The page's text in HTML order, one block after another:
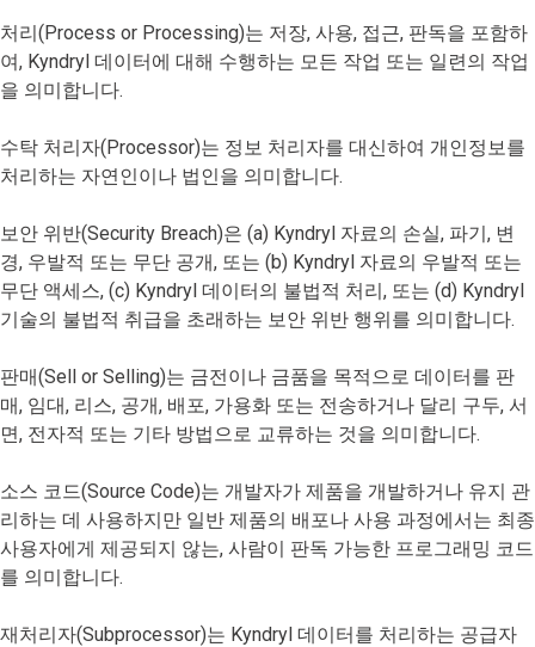
처리(Process or Processing)는 저장, 사용, 접근, 판독을 포함하
여, Kyndryl 데이터에 대해 수행하는 모든 작업 또는 일련의 작업
을 의미합니다.
수탁 처리자(Processor)는 정보 처리자를 대신하여 개인정보를
처리하는 자연인이나 법인을 의미합니다.
보안 위반(Security Breach)은 (a) Kyndryl 자료의 손실, 파기, 변
경, 우발적 또는 무단 공개, 또는 (b) Kyndryl 자료의 우발적 또는
무단 액세스, (c) Kyndryl 데이터의 불법적 처리, 또는 (d) Kyndryl
기술의 불법적 취급을 초래하는 보안 위반 행위를 의미합니다.
판매(Sell or Selling)는 금전이나 금품을 목적으로 데이터를 판
매, 임대, 리스, 공개, 배포, 가용화 또는 전송하거나 달리 구두, 서
면, 전자적 또는 기타 방법으로 교류하는 것을 의미합니다.
소스 코드(Source Code)는 개발자가 제품을 개발하거나 유지 관
리하는 데 사용하지만 일반 제품의 배포나 사용 과정에서는 최종
사용자에게 제공되지 않는, 사람이 판독 가능한 프로그래밍 코드
를 의미합니다.
재처리자(Subprocessor)는 Kyndryl 데이터를 처리하는 공급자